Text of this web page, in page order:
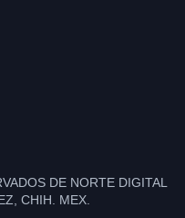
DE NORTE DIGITAL
CHIH. MEX.